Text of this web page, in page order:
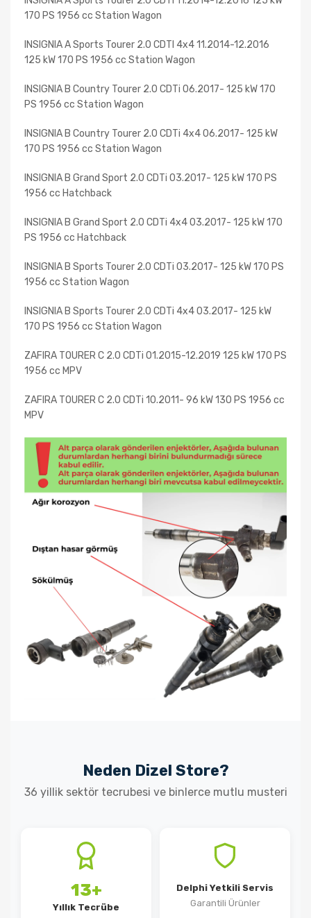
170 PS 1956 cc Station Wagon
INSIGNIA A Sports Tourer 2.0 CDTI 4x4 11.2014-12.2016
125 kW 170 PS 1956 cc Station Wagon
INSIGNIA B Country Tourer 2.0 CDTi 06.2017- 125 kW 170
PS 1956 cc Station Wagon
INSIGNIA B Country Tourer 2.0 CDTi 4x4 06.2017- 125 kW
170 PS 1956 cc Station Wagon
INSIGNIA B Grand Sport 2.0 CDTi 03.2017- 125 kW 170 PS
1956 cc Hatchback
INSIGNIA B Grand Sport 2.0 CDTi 4x4 03.2017- 125 kW 170
PS 1956 cc Hatchback
INSIGNIA B Sports Tourer 2.0 CDTi 03.2017- 125 kW 170 PS
1956 cc Station Wagon
INSIGNIA B Sports Tourer 2.0 CDTi 4x4 03.2017- 125 kW
170 PS 1956 cc Station Wagon
ZAFIRA TOURER C 2.0 CDTi 01.2015-12.2019 125 kW 170 PS
1956 cc MPV
ZAFIRA TOURER C 2.0 CDTi 10.2011- 96 kW 130 PS 1956 cc
MPV
Neden Dizel Store?
36 yillik sektör tecrubesi ve binlerce mutlu musteri
13+
Yıllık Tecrübe
Delphi Yetkili Servis
Garantili Ürünler